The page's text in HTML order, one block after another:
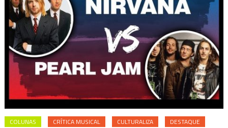
COLUNAS CRÍTICA MUSICAL CULTURALIZA DESTAQUE